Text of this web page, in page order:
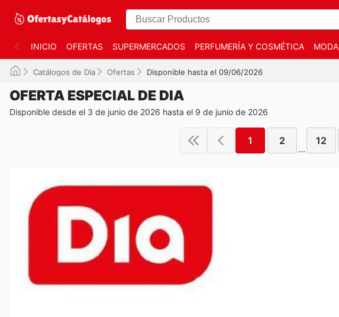
INICIO OFERTAS SUPERMERCADOS PERFUMERÍA Y COSMÉTICA MODA
Catálogos de Dia Ofertas Disponible hasta el 09/06/2026
OFERTA ESPECIAL DE DIA
Disponible desde el 3 de junio de 2026 hasta el 9 de junio de 2026
1 2
...
12